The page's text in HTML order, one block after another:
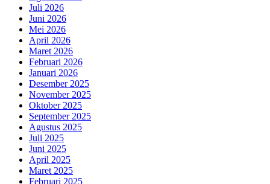
Juli 2026
Juni 2026
Mei 2026
April 2026
Maret 2026
Februari 2026
Januari 2026
Desember 2025
November 2025
Oktober 2025
September 2025
Agustus 2025
Juli 2025
Juni 2025
April 2025
Maret 2025
Februari 2025